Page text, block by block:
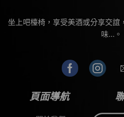
坐上吧檯椅，享受美酒或分享交
味…。
頁面導航